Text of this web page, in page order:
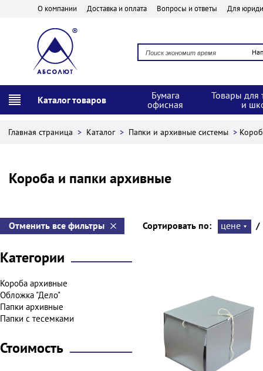
О компании Доставка и оплата Вопросы и ответы Для
Каталог товаров
Бумага
офисная
Товары для
и
Главная страница > Каталог > Папки и архивные системы >
Короба и папки архивные
Отменить все фильтры Сортировать по: цене /
Категории
Короба архивные
Обложка "Дело"
Папки архивные
Папки с тесемками
Стоимость